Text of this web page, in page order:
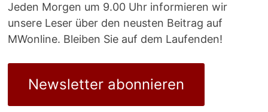
Jeden Morgen um 9.00 Uhr informieren wir
unsere Leser über den neusten Beitrag auf
MWonline. Bleiben Sie auf dem Laufenden!
Newsletter abonnieren